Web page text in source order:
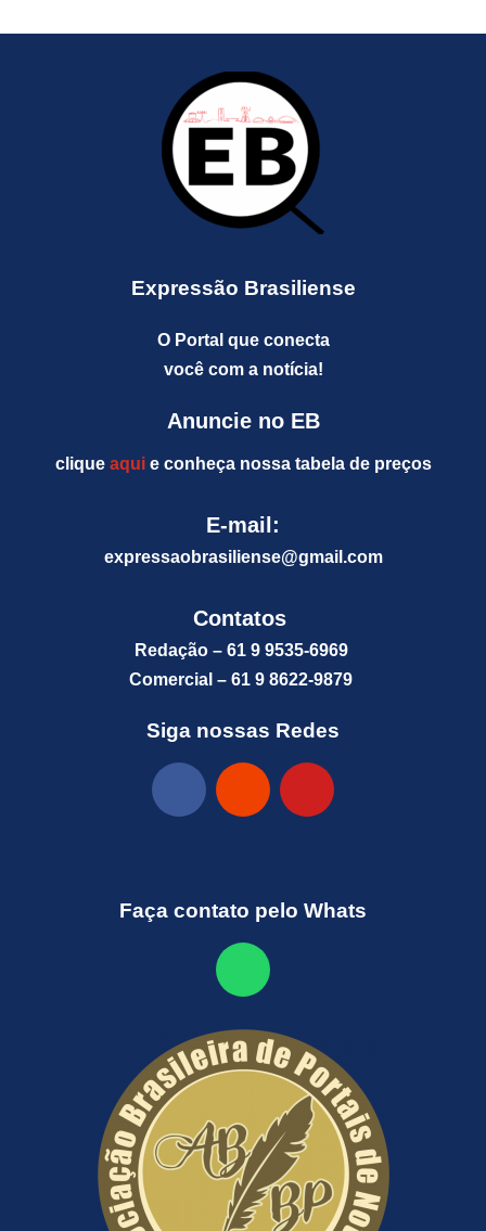
Expressão Brasiliense
O Portal que conecta
você com a notícia!
Anuncie no EB
clique aquie conheça nossa tabela de preços
E-mail:
expressaobrasiliense@gmail.com
Contatos
Redação – 61 9 9535-6969
Comercial – 61 9 8622-9879
Siga nossas Redes
Faça contato pelo Whats